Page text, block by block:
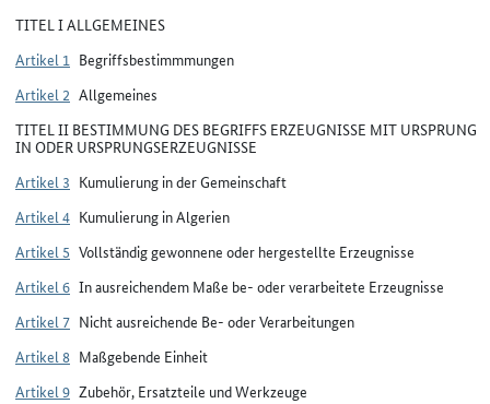
TITEL I ALLGEMEINES
Artikel 1 Begriffsbestimmmungen
Artikel 2 Allgemeines
TITEL II BESTIMMUNG DES BEGRIFFS ERZEUGNISSE MIT URSPRUNG
IN ODER URSPRUNGSERZEUGNISSE
Artikel 3 Kumulierung in der Gemeinschaft
Artikel 4 Kumulierung in Algerien
Artikel 5 Vollständig gewonnene oder hergestellte Erzeugnisse
Artikel 6 In ausreichendem Maße be- oder verarbeitete Erzeugnisse
Artikel 7 Nicht ausreichende Be- oder Verarbeitungen
Artikel 8 Maßgebende Einheit
Artikel 9 Zubehör, Ersatzteile und Werkzeuge